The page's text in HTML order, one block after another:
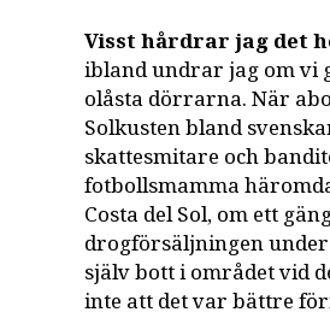
Visst hårdrar jag det
ibland undrar jag om vi
olåsta dörrarna. När
Solkusten bland
skattesmitare och
fotbollsmamma
Costa del Sol, om ett
drogförsäljningen
själv bott i området vid
inte att det var bättre